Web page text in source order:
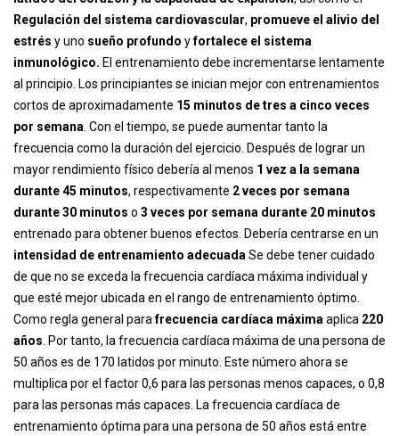
Regulación del sistema cardiovascular, promueve el alivio del
estrés y uno sueño profundo yfortalece el sistema
inmunológico. El entrenamiento debe incrementarse lentamente
al principio. Los principiantes se inician mejor con entrenamientos
cortos de aproximadamente 15 minutos de tres a cinco veces
por semana . Con el tiempo, se puede aumentar tanto la
frecuencia como la duración del ejercicio. Después de lograr un
mayor rendimiento físico debería al menos 1 vez a la semana
durante 45 minutos, respectivamente 2 veces por semana
durante 30 minutos o 3 veces por semana durante 20 minutos
entrenado para obtener buenos efectos. Debería centrarse en un
intensidad de entrenamiento adecuada Se debe tener cuidado
de que no se exceda la frecuencia cardíaca máxima individual y
que esté mejor ubicada en el rango de entrenamiento óptimo.
Como regla general parafrecuencia cardíaca máxima aplica 220
años . Por tanto, la frecuencia cardíaca máxima de una persona de
50 años es de 170 latidos por minuto. Este número ahora se
multiplica por el factor 0,6 para las personas menos capaces, o 0,8
para las personas más capaces. La frecuencia cardíaca de
entrenamiento óptima para una persona de 50 años está entre